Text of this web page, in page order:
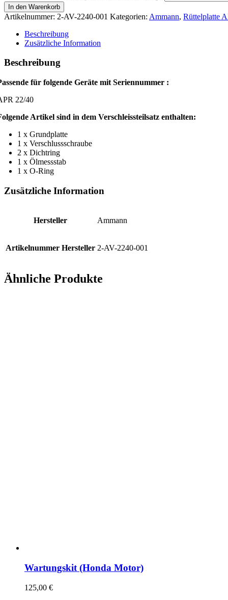
In den Warenkorb
Artikelnummer: 2-AV-2240-001 Kategorien: Ammann, Rüttelplatte
Beschreibung
Zusätzliche Information
Beschreibung
für folgende Geräte mit Seriennummer :
22/40
Artikel sind in dem Verschleissteilsatz enthalten:
1 x Grundplatte
1 x Verschlussschraube
2 x Dichtring
1 x Ölmessstab
1 x O-Ring
Zusätzliche Information
Hersteller Ammann
Artikelnummer Hersteller 2-AV-2240-001
Ähnliche Produkte
Wartungskit (Honda Motor)
125,00 €